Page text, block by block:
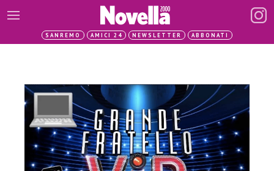
SANREMO AMICI 24 NEWSLETTER ABBONATI